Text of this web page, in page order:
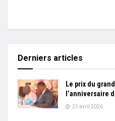
Derniers articles
Le prix du
l’anniversaire
21 avril 2026